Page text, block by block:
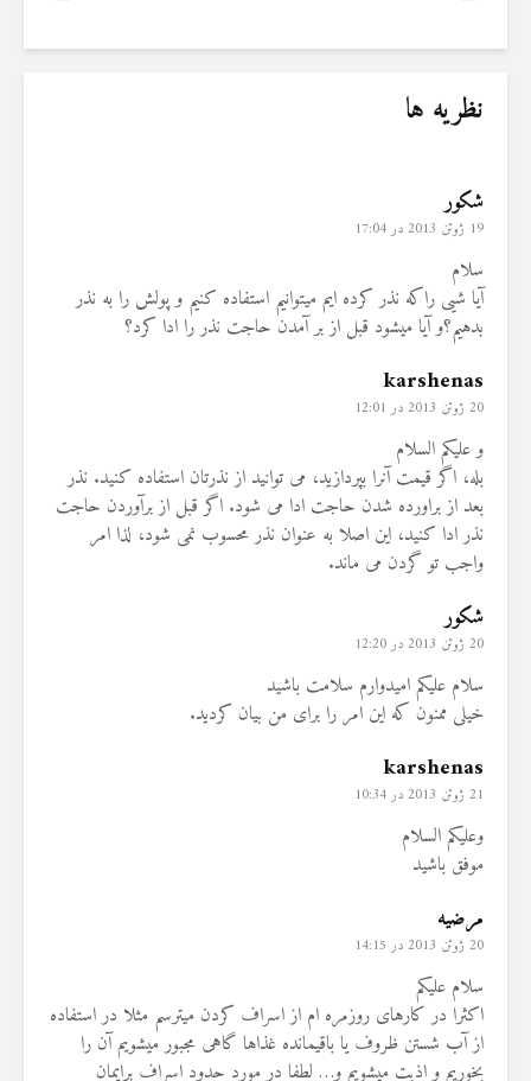
نظریه ها
شکور
19 ژوئن 2013 در 17:04
سلام
آیا شیی راکه نذر کرده ایم میتوانیم استفاده کنیم و پولش را به نذر
بدهیم؟و آیا میشود قبل از بر آمدن حاجت نذر را ادا کرد؟
karshenas
20 ژوئن 2013 در 12:01
و علیکم السلام
بله، اگر قیمت آنرا بپردازید، می توانید از نذرتان استفاده کنید. نذر
بعد از براورده شدن حاجت ادا می شود. اگر قبل از برآوردن حاجت
نذر ادا کنید، این اصلا به عنوان نذر محسوب نمی شود، لذا امر
واجب تو گردن می ماند.
شکور
20 ژوئن 2013 در 12:20
سلام علیکم امیدوارم سلامت باشید
خیلی ممنون که این امر را برای من بیان کردید.
karshenas
21 ژوئن 2013 در 10:34
وعلیکم السلام
موفق باشید
مرضیه
20 ژوئن 2013 در 14:15
سلام علیکم
اکثرا در کارهای روزمره ام از اسراف کردن میترسم مثلا در استفاده
از آب شستن ظروف یا باقیمانده غذاها گاهی مجبور میشویم آن را
بخوریم و اذیت میشویم و… لطفا در مورد حدود اسراف برایمان